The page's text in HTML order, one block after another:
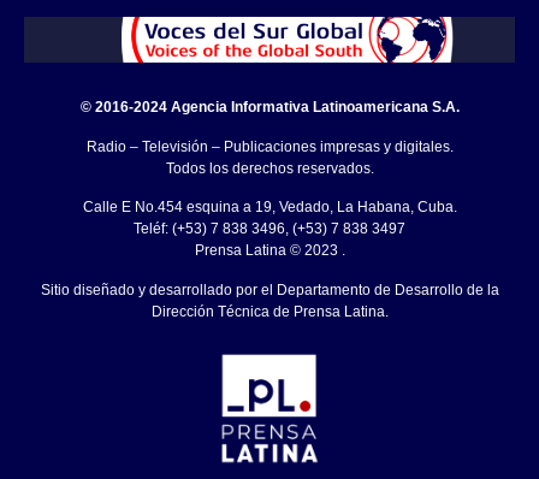
© 2016-2024 Agencia Informativa Latinoamericana S.A.
Radio – Televisión – Publicaciones impresas y digitales.
Todos los derechos reservados.
Calle E No.454 esquina a 19, Vedado, La Habana, Cuba.
Teléf: (+53) 7 838 3496, (+53) 7 838 3497
Prensa Latina © 2023 .
Sitio diseñado y desarrollado por el Departamento de Desarrollo de la
Dirección Técnica de Prensa Latina.